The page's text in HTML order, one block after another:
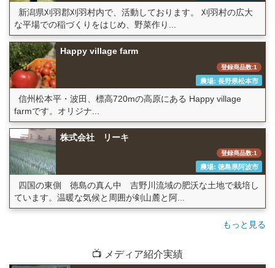
新潟県刈羽郡刈羽村内で、活動しております。 刈羽村の広大
な平場での稲づくりをはじめ、野菜作り...
Happy village farm
登録商品数:1
農場: 長野県松本市
信州松本平・波田、標高720mの高原にある Happy village
farmです。オリジナ...
株式会社 リーキ
登録商品数:1
農場: 徳島県阿波市
四国の東側 徳島の真ん中 吉野川流域の肥沃な土地で栽培し
ています。温暖な気候と周囲が剣山麓と阿...
もっと見る
📺 メディア紹介実績